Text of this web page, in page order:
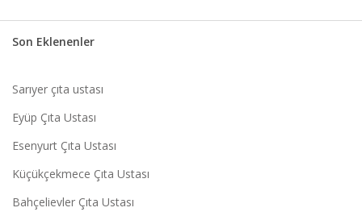
Son Eklenenler
Sarıyer çıta ustası
Eyüp Çıta Ustası
Esenyurt Çıta Ustası
Küçükçekmece Çıta Ustası
Bahçelievler Çıta Ustası